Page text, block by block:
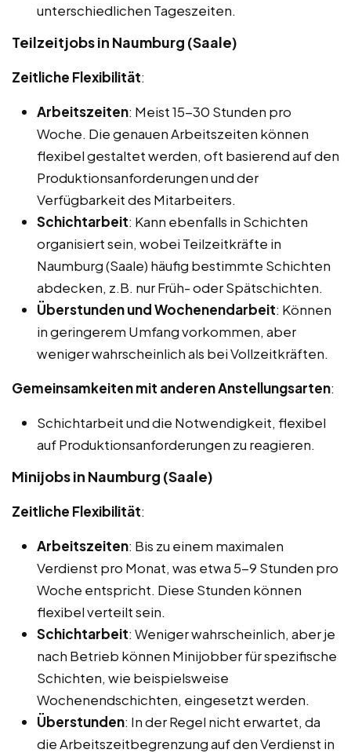
unterschiedlichen Tageszeiten.
Teilzeitjobs in Naumburg (Saale)
Zeitliche Flexibilität:
Arbeitszeiten: Meist 15-30 Stunden pro
Woche. Die genauen Arbeitszeiten können
flexibel gestaltet werden, oft basierend auf den
Produktionsanforderungen und der
Verfügbarkeit des Mitarbeiters.
Schichtarbeit: Kann ebenfalls in Schichten
organisiert sein, wobei Teilzeitkräfte in
Naumburg (Saale) häufig bestimmte Schichten
abdecken, z.B. nur Früh- oder Spätschichten.
Überstunden und Wochenendarbeit: Können
in geringerem Umfang vorkommen, aber
weniger wahrscheinlich als bei Vollzeitkräften.
Gemeinsamkeiten mit anderen Anstellungsarten:
Schichtarbeit und die Notwendigkeit, flexibel
auf Produktionsanforderungen zu reagieren.
Minijobs in Naumburg (Saale)
Zeitliche Flexibilität:
Arbeitszeiten: Bis zu einem maximalen
Verdienst pro Monat, was etwa 5-9 Stunden pro
Woche entspricht. Diese Stunden können
flexibel verteilt sein.
Schichtarbeit: Weniger wahrscheinlich, aber je
nach Betrieb können Minijobber für spezifische
Schichten, wie beispielsweise
Wochenendschichten, eingesetzt werden.
Überstunden: In der Regel nicht erwartet, da
die Arbeitszeitbegrenzung auf den Verdienst in